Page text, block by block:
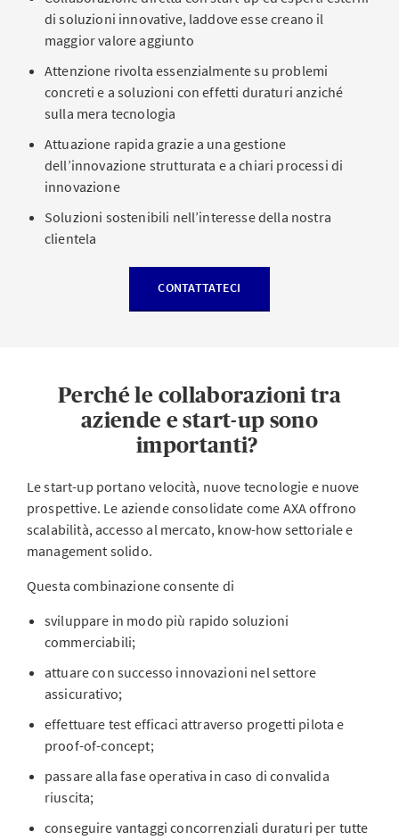
di soluzioni innovative, laddove esse creano il
maggior valore aggiunto
Attenzione rivolta essenzialmente su problemi
concreti e a soluzioni con effetti duraturi anziché
sulla mera tecnologia
Attuazione rapida grazie a una gestione
dell’innovazione strutturata e a chiari processi di
innovazione
Soluzioni sostenibili nell’interesse della nostra
clientela
CONTATTATECI
Perché le collaborazioni tra
aziende e start-up sono
importanti?
Le start-up portano velocità, nuove tecnologie e nuove
prospettive. Le aziende consolidate come AXA offrono
scalabilità, accesso al mercato, know-how settoriale e
management solido.
Questa combinazione consente di
sviluppare in modo più rapido soluzioni
commerciabili;
attuare con successo innovazioni nel settore
assicurativo;
effettuare test efficaci attraverso progetti pilota e
proof-of-concept;
passare alla fase operativa in caso di convalida
riuscita;
conseguire vantaggi concorrenziali duraturi per tutte